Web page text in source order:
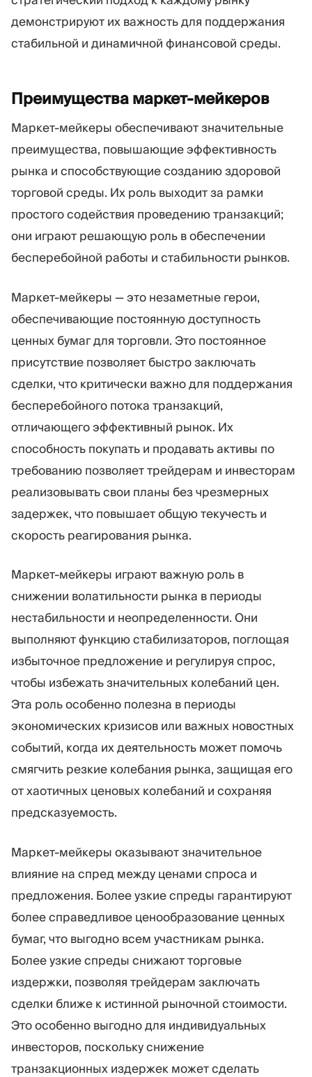
демонстрируют их важность для поддержания
стабильной и динамичной финансовой среды.
Преимущества маркет-мейкеров
Маркет-мейкеры обеспечивают значительные
преимущества, повышающие эффективность
рынка и способствующие созданию здоровой
торговой среды. Их роль выходит за рамки
простого содействия проведению транзакций;
они играют решающую роль в обеспечении
бесперебойной работы и стабильности рынков.
Маркет-мейкеры — это незаметные герои,
обеспечивающие постоянную доступность
ценных бумаг для торговли. Это постоянное
присутствие позволяет быстро заключать
сделки, что критически важно для поддержания
бесперебойного потока транзакций,
отличающего эффективный рынок. Их
способность покупать и продавать активы по
требованию позволяет трейдерам и инвесторам
реализовывать свои планы без чрезмерных
задержек, что повышает общую текучесть и
скорость реагирования рынка.
Маркет-мейкеры играют важную роль в
снижении волатильности рынка в периоды
нестабильности и неопределенности. Они
выполняют функцию стабилизаторов, поглощая
избыточное предложение и регулируя спрос,
чтобы избежать значительных колебаний цен.
Эта роль особенно полезна в периоды
экономических кризисов или важных новостных
событий, когда их деятельность может помочь
смягчить резкие колебания рынка, защищая его
от хаотичных ценовых колебаний и сохраняя
предсказуемость.
Маркет-мейкеры оказывают значительное
влияние на спред между ценами спроса и
предложения. Более узкие спреды гарантируют
более справедливое ценообразование ценных
бумаг, что выгодно всем участникам рынка.
Более узкие спреды снижают торговые
издержки, позволяя трейдерам заключать
сделки ближе к истинной рыночной стоимости.
Это особенно выгодно для индивидуальных
инвесторов, поскольку снижение
транзакционных издержек может сделать